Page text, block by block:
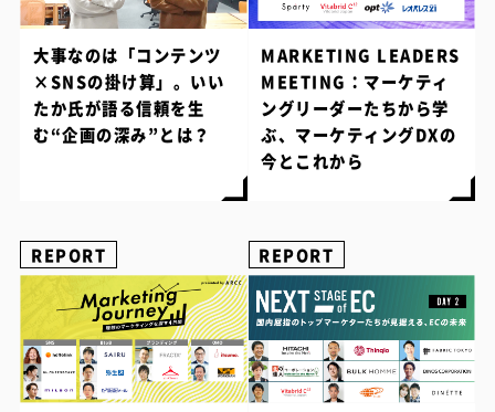
大事なのは「コンテンツ
×SNSの掛け算」。いい
たか氏が語る信頼を生
む“企画の深み”とは？
MARKETING LEADERS
MEETING：マーケティ
ングリーダーたちから学
ぶ、マーケティングDXの
今とこれから
REPORT REPORT